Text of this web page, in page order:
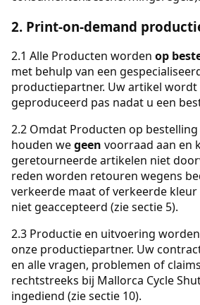
2. Print-on-demand
2.1 Alle Producten worden op
met behulp van een
productiepartner. Uw artikel wordt
geproduceerd pas nadat u een
2.2 Omdat Producten op
houden wegeen voorraad aan en
geretourneerde artikelen niet
reden worden retouren wegens
verkeerde maat of verkeerde
niet geaccepteerd (zie sectie 5).
2.3 Productie en uitvoering
onze productiepartner. Uw
en alle vragen, problemen of
rechtstreeks bij Mallorca Cycle
ingediend (zie sectie 10).